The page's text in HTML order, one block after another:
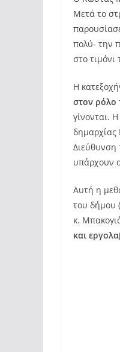
Μετά το
πολύ- την
στο
Η
στον ρόλο
γίνονται.
δημαρχίας
Διεύθυνση
υπάρχουν
Αυτή η
του δήμου
κ.
και